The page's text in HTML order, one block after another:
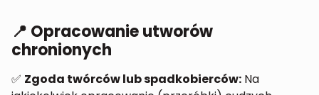
📍 Opracowanie utworów
chronionych
✅ Zgoda twórców lub spadkobierców: Na